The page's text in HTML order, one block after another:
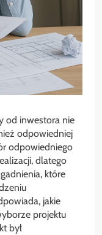
od inwestora nie
odpowiedniej
odpowiedniego
dlatego
które
jakie
projektu
był